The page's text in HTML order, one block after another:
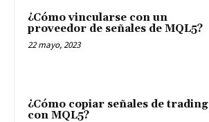
¿Cómo vincularse con un
proveedor de señales de MQL5?
22 mayo, 2023
¿Cómo copiar señales de trading
con MQL5?